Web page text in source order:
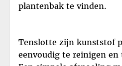
plantenbak te vinden.
Tenslotte zijn kunststof
eenvoudig te reinigen en